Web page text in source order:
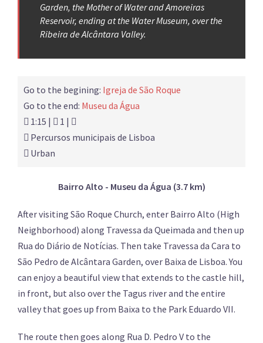
Garden, the Mother of Water and Amoreiras
Reservoir, ending at the Water Museum, over the
Ribeira de Alcântara Valley.
Go to the begining: Igreja de São Roque
Go to the end: Museu da Água
1:15 |
1 |
Percursos municipais de Lisboa
Urban
Bairro Alto - Museu da Água (3.7 km)
After visiting São Roque Church, enter Bairro Alto (High
Neighborhood) along Travessa da Queimada and then up
Rua do Diário de Notícias. Then take Travessa da Cara to
São Pedro de Alcântara Garden, over Baixa de Lisboa. You
can enjoy a beautiful view that extends to the castle hill,
in front, but also over the Tagus river and the entire
valley that goes up from Baixa to the Park Eduardo VII.
The route then goes along Rua D. Pedro V to the